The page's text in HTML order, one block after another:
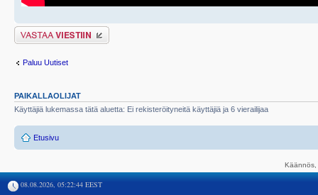
Lähetä vastaus
Paluu Uutiset
PAIKALLAOLIJAT
Käyttäjiä lukemassa tätä aluetta: Ei rekisteröityneitä käyttäjiä ja 6 vierailijaa
Etusivu
08.08.2026, 05:22:44 EEST